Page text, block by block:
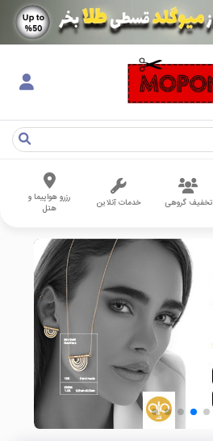
تخفیف گروهی خدمات آنلاین
رزرو هواپیما و
هتل